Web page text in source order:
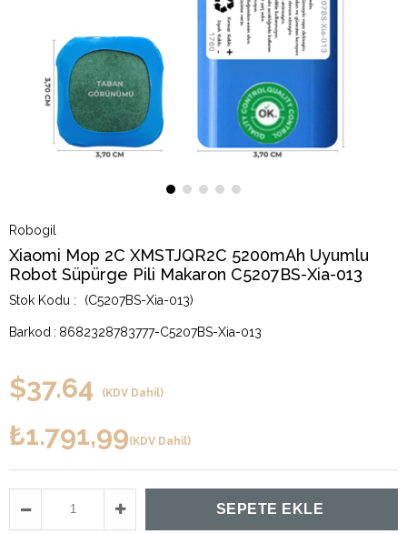
Robogil
Xiaomi Mop 2C XMSTJQR2C 5200mAh Uyumlu
Robot Süpürge Pili Makaron C5207BS-Xia-013
(C5207BS-Xia-013)
Barkod : 8682328783777-C5207BS-Xia-013
$37.64 (KDV Dahil)
₺1.791,99(KDV Dahil)